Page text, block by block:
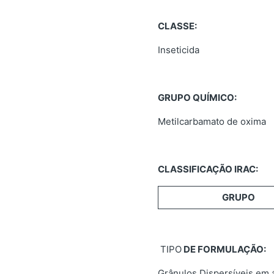
CLASSE:
Inseticida
GRUPO QUÍMICO:
Metilcarbamato de oxima
CLASSIFICAÇÃO IRAC:
GRUPO
TIPO DE FORMULAÇÃO: